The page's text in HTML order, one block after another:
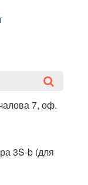
7, оф.
3S-b (для